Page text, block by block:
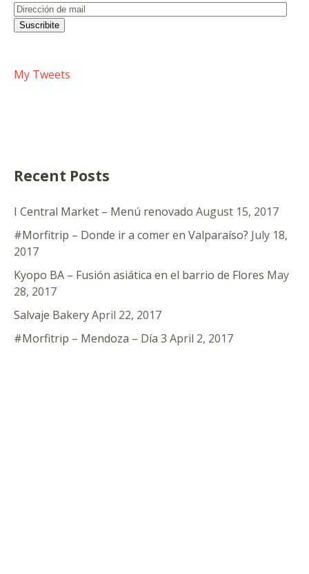
Dirección
deSuscribite
My Tweets
Recent Posts
I Central Market – Menú renovado August 15, 2017
#Morfitrip – Donde ir a comer en Valparaíso? July 18,
2017
Kyopo BA – Fusión asiática en el barrio de Flores May
28, 2017
Salvaje BakeryApril 22, 2017
#Morfitrip – Mendoza – Día 3 April 2, 2017